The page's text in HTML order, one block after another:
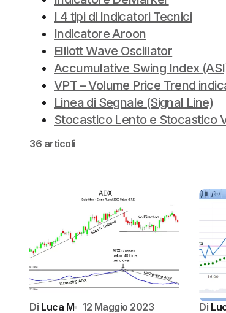
I 4 tipi di Indicatori Tecnici
Indicatore Aroon
Elliott Wave Oscillator
Accumulative Swing Index
VPT – Volume Price Trend
Linea di Segnale (Signal Line)
Stocastico Lento e Stocastico
36 articoli
Di Luca M 12 Maggio 2023 Di